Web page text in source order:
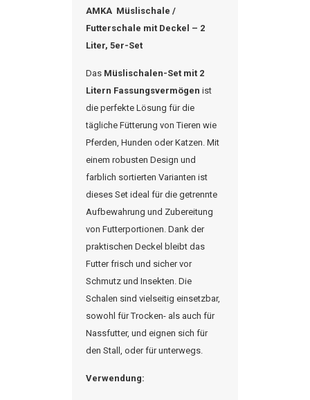
AMKA Müslischale /
Futterschale mit Deckel – 2
Liter, 5er-Set
Das Müslischalen-Set mit 2
Litern Fassungsvermögen ist
die perfekte Lösung für die
tägliche Fütterung von Tieren wie
Pferden, Hunden oder Katzen. Mit
einem robusten Design und
farblich sortierten Varianten ist
dieses Set ideal für die getrennte
Aufbewahrung und Zubereitung
von Futterportionen. Dank der
praktischen Deckel bleibt das
Futter frisch und sicher vor
Schmutz und Insekten. Die
Schalen sind vielseitig einsetzbar,
sowohl für Trocken- als auch für
Nassfutter, und eignen sich für
den Stall, oder für unterwegs.
Verwendung: